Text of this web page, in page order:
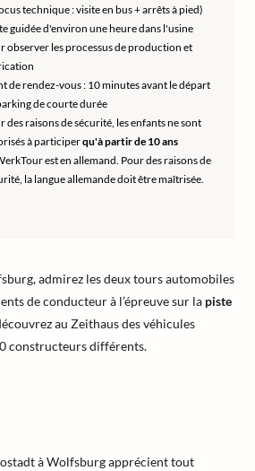
technique : visite en bus + arrêts à pied)
guidée d'environ une heure dans l'usine
observer les processus de production et
de rendez-vous : 10 minutes avant le départ
de courte durée
des raisons de sécurité, les enfants ne sont
à participerqu'à partir de 10 ans
est en allemand. Pour des raisons de
la langue allemande doit être maîtrisée.
admirez les deux tours automobiles
de conducteur à l’épreuve sur la piste
au Zeithaus des véhicules
constructeurs différents.
à Wolfsburg apprécient tout